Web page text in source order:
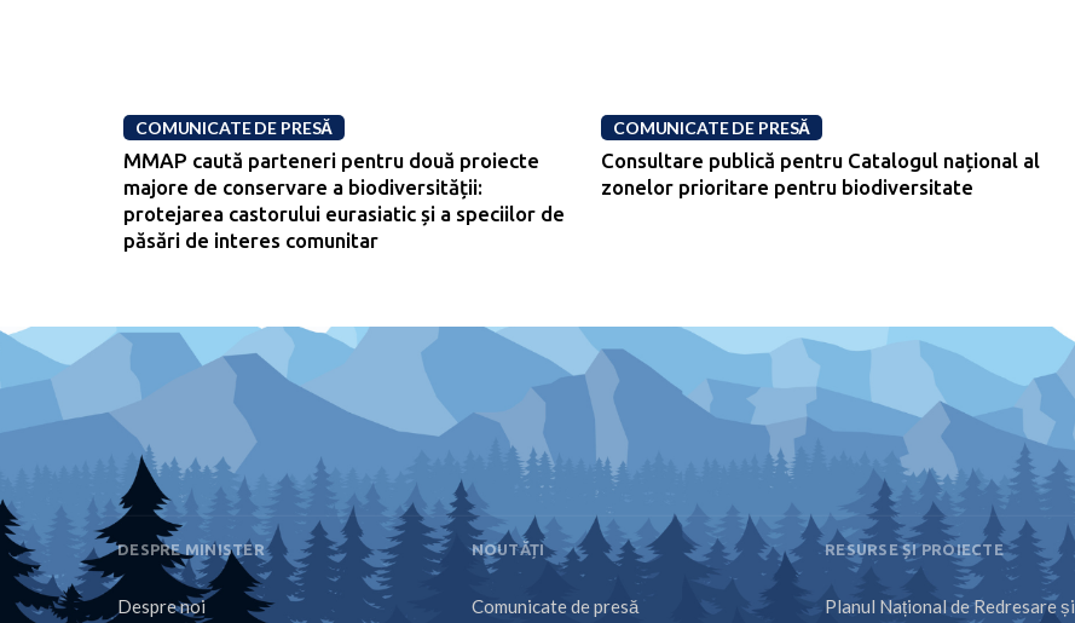
COMUNICATE DE PRESĂ
MMAP caută parteneri pentru două proiecte
majore de conservare a biodiversității:
protejarea castorului eurasiatic și a speciilor de
păsări de interes comunitar
COMUNICATE DE PRESĂ
Consultare publică pentru Catalogul național al
zonelor prioritare pentru biodiversitate
DESPRE MINISTER
Despre noi
NOUTĂȚI
Comunicate de presă
RESURSE ȘI PROIECTE
Planul Național de Redresare și